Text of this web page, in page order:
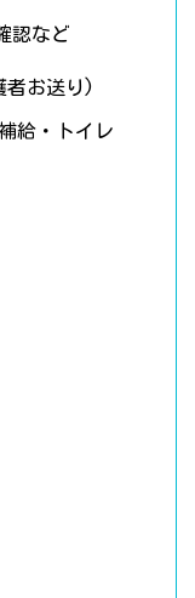
認など
者お送り)
給・トイレ